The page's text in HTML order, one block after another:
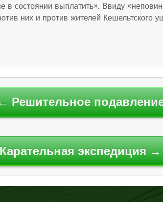
в состоянии выплатить». Ввиду
них и против жителей Кешельтского
Карательная экспедиция →
Решительное